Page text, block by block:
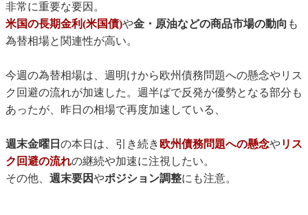
非常に重要な要因。
米国の長期金利(米国債)や金・原油などの商品市場の動向 も
為替相場と関連性が高い。
今週の為替相場は、週明けから欧州債務問題への懸念やリス
ク回避の流れが加速した。週半ばで反発が優勢となる部分も
あったが、昨日の相場で再度加速している、
週末金曜日 の本日は、引き続き 欧州債務問題への懸念やリス
ク回避の流れの継続や加速に注視したい。
その他、 週末要因やポジション調整にも注意。